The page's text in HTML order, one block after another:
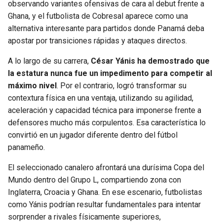
observando variantes ofensivas de cara al debut frente a
Ghana, y el futbolista de Cobresal aparece como una
alternativa interesante para partidos donde Panamá deba
apostar por transiciones rápidas y ataques directos.
A lo largo de su carrera, César Yánis ha demostrado que
la estatura nunca fue un impedimento para competir al
máximo nivel . Por el contrario, logró transformar su
contextura física en una ventaja, utilizando su agilidad,
aceleración y capacidad técnica para imponerse frente a
defensores mucho más corpulentos. Esa característica lo
convirtió en un jugador diferente dentro del fútbol
panameño.
El seleccionado canalero afrontará una durísima Copa del
Mundo dentro del Grupo L, compartiendo zona con
Inglaterra, Croacia y Ghana. En ese escenario, futbolistas
como Yánis podrían resultar fundamentales para intentar
sorprender a rivales físicamente superiores,